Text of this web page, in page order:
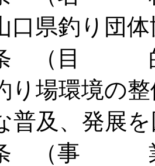
県釣り団体
（目
場環境の
普及、発展
（事